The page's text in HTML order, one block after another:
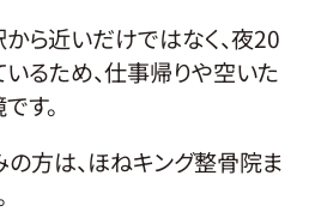
ら近いだけではなく、夜20
るため、仕事帰りや空いた
す。
方は、ほねキング整骨院ま